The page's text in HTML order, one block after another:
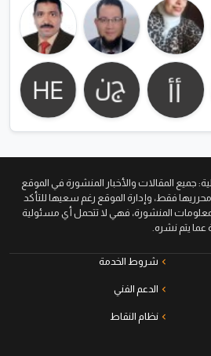
جميع المقالات والأخبار المنشورة في الموقع
فقط، وإدارة الموقع رغم سعيها للتأكد
المنشورة، فهي لا تتحمل أي مسئولية
عما يتم نشره.
شروط الخدمة
الدعم الفني
نظام النقاط